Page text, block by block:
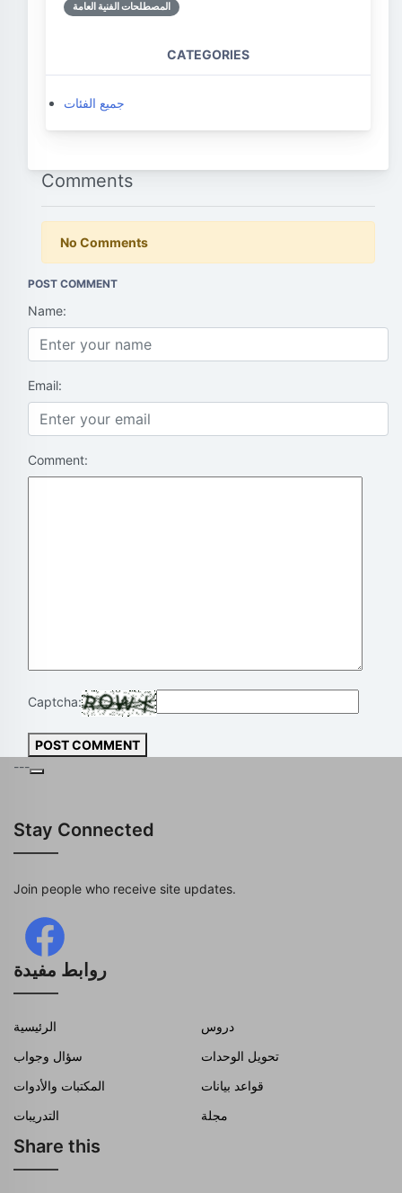
المصطلحات الفنية العامة
CATEGORIES
جميع الفئات
Comments
No Comments
POST COMMENT
Name:
Email:
Comment:
Captcha:
POST COMMENT
---
Stay Connected
Join people who receive site updates.
روابط مفيدة
الرئيسية
دروس
سؤال وجواب
تحويل الوحدات
المكتبات والأدوات
قواعد بيانات
التدريبات
مجلة
Share this